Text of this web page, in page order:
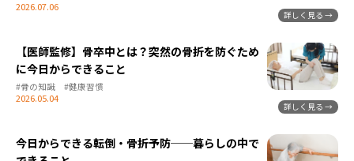
2026.07.06
【医師監修】骨卒中とは？突然の骨折を防ぐため
に今日からできること
2026.05.04
#骨の知識 #健康習慣
今日からできる転倒・骨折予防──暮らしの中で